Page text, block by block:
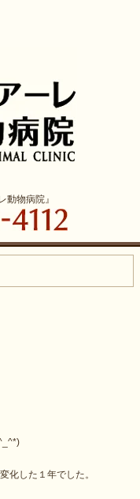
動物病院』
化した１年でした。